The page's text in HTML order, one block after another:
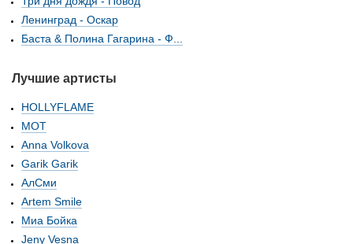
Ленинград - Оскар
Баста & Полина Гагарина - Ф...
Лучшие артисты
HOLLYFLAME
МОТ
Anna Volkova
Garik Garik
АлСми
Artem Smile
Миа Бойка
Jeny Vesna